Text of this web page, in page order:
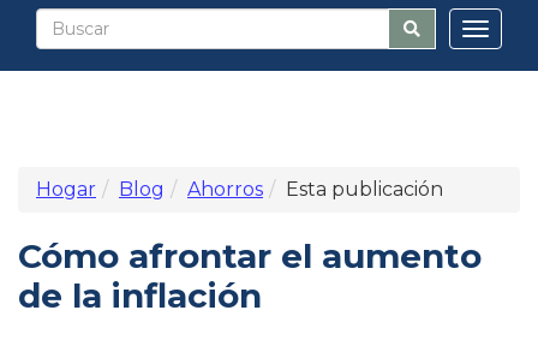
Hogar Blog Ahorros Esta publicación
Cómo afrontar el aumento
de la inflación